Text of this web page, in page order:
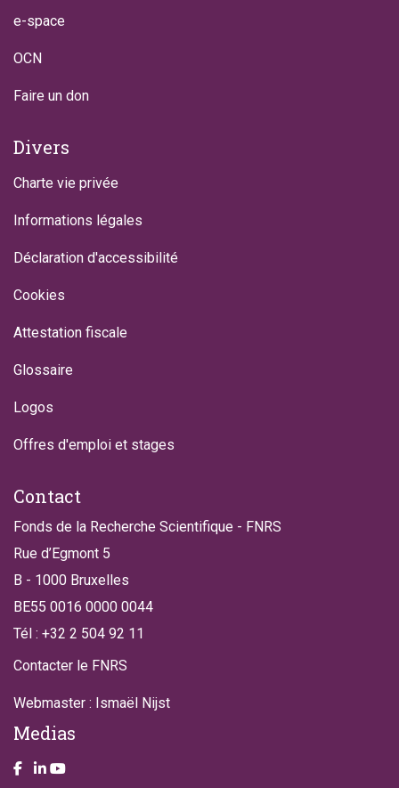
e-space
OCN
Faire un don
Divers
Charte vie privée
Informations légales
Déclaration d'accessibilité
Cookies
Attestation fiscale
Glossaire
Logos
Offres d'emploi et stages
Contact
Fonds de la Recherche Scientifique - FNRS
Rue d’Egmont 5
B - 1000 Bruxelles
BE55 0016 0000 0044
Tél : +32 2 504 92 11
Contacter le FNRS
Webmaster : Ismaël Nijst
Medias
Take a look on our facebook page
Take a look on our LinkendIn page